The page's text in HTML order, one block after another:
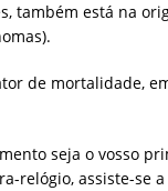
também está na
de mortalidade,
seja o vosso
relógio, assiste-se